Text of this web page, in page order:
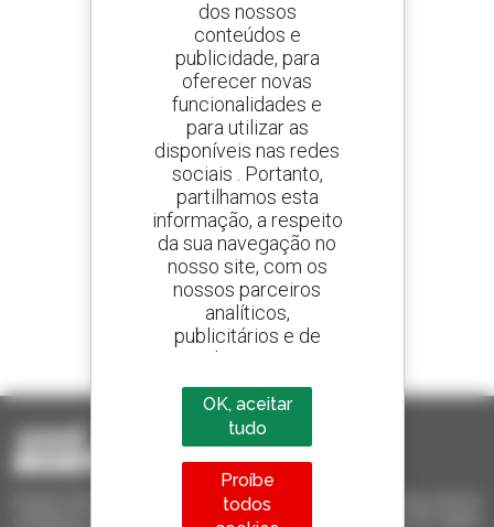
Crie os seus alertas
e receba anúncios de equipamentos usados
800 concessionários
A Manitou em todo o mundo
1 em cada 4 telescópicos
vendido no mundo é um manitou
Invia le richieste a più concessionari contemporaneamente, ricevi le
notifiche in base agli alert impostati. Tutto questo dal tuo PC, tablet
dos nossos
conteúdos e
publicidade, para
oferecer novas
funcionalidades e
para utilizar as
disponíveis nas redes
sociais . Portanto,
partilhamos esta
informação, a respeito
da sua navegação no
nosso site, com os
nossos parceiros
analíticos,
publicitários e de
redes sociais
OK, aceitar
tudo
Proíbe
todos